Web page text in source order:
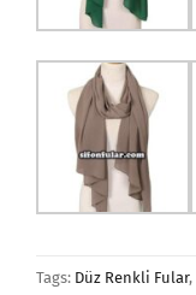
Tags: Düz Renkli Fular,